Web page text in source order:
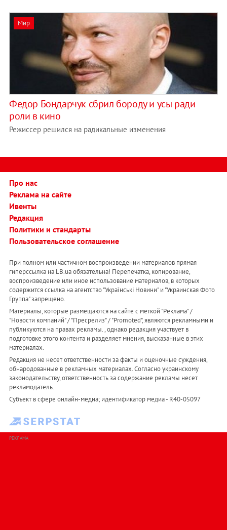
Мир
Федор Бондарчук сбрил бороду и усы ради
роли в кино
Режиссер решился на радикальные изменения
Про нас
Реклама на сайте
Ивенты
Редакция
Политики и стандарты
Пользовательское соглашение
При полном или частичном воспроизведении материалов прямая
гиперссылка на LB.ua обязательна! Перепечатка, копирование,
воспроизведение или иное использование материалов, в которых
содержится ссылка на агентство "Українськi Новини" и "Украинская Фото
Группа" запрещено.
Материалы, которые размещаются на сайте с меткой "Реклама" /
"Новости компаний" / "Пресрелиз" / "Promoted", являются рекламными и
публикуются на правах рекламы. , однако редакция участвует в
подготовке этого контента и разделяет мнения, высказанные в этих
материалах.
Редакция не несет ответственности за факты и оценочные суждения,
обнародованные в рекламных материалах. Согласно украинскому
законодательству, ответственность за содержание рекламы несет
рекламодатель.
Субъект в сфере онлайн-медиа; идентификатор медиа - R40-05097
РЕКЛАМА